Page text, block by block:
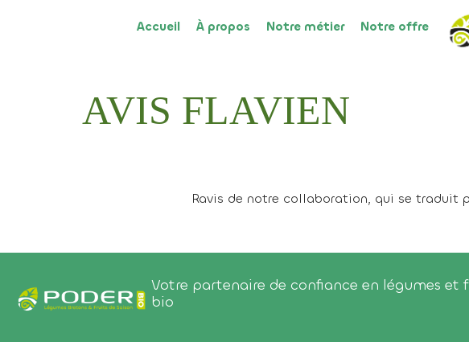
Accueil À propos Notre métier Notre offre
AVIS FLAVIEN
Ravis de notre collaboration, qui se traduit
Votre partenaire de confiance en légumes et
bio